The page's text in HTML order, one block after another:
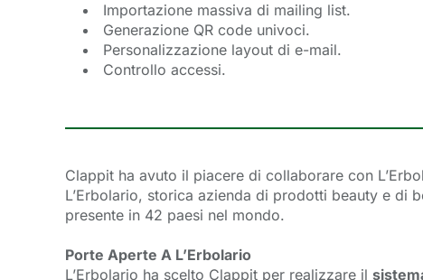
Importazione massiva di mailing list.
Generazione QR code univoci.
Personalizzazione layout di e-mail.
Controllo accessi.
Clappit ha avuto il piacere di collaborare con
L’Erbolario, storica azienda di prodotti beauty e di
presente in 42 paesi nel mondo.
Porte Aperte A L’Erbolario
L’Erbolario ha scelto Clappit per realizzare il